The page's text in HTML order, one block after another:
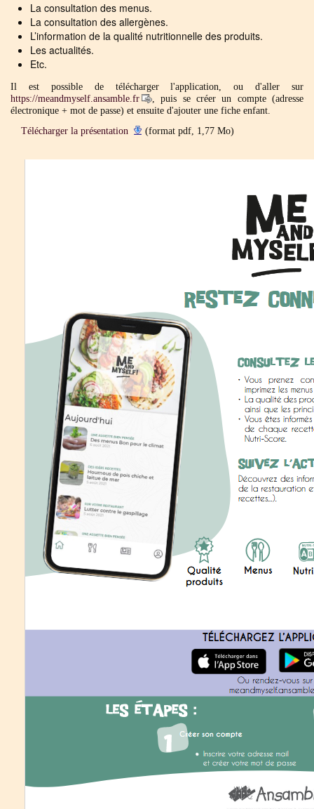
La consultation des menus.
La consultation des allergènes.
L’information de la qualité nutritionnelle des produits.
Les actualités.
Etc.
Il est possible de télécharger l'application, ou d'aller sur
https://meandmyself.ansamble.fr
, puis se créer un compte (adresse
électronique + mot de passe) et ensuite d'ajouter une fiche enfant.
Télécharger la présentation
(format pdf, 1,77 Mo)